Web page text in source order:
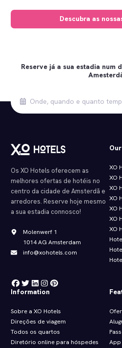
Descubra as
Reserve já a sua estadia num
Os XO Hotels oferecem as
melhores ofertas de hotéis no
centro da cidade de Amsterdã e
arredores. Reserve hoje mesmo
a sua estadia connosco!
Molenwerf 1
1014 AG Amsterdam
info@xohotels.com
XO
XO
XO
XO
XO
XO
XO
Information
Sobre a XO Hotels
Direções de viagem
Todos os quartos
Diretório online para hóspedes
App